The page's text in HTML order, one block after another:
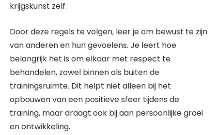
krijgskunst zelf.
Door deze regels te volgen, leer je om bewust te zijn
van anderen en hun gevoelens. Je leert hoe
belangrijk het is om elkaar met respect te
behandelen, zowel binnen als buiten de
trainingsruimte. Dit helpt niet alleen bij het
opbouwen van een positieve sfeer tijdens de
training, maar draagt ook bij aan persoonlijke groei
en ontwikkeling.